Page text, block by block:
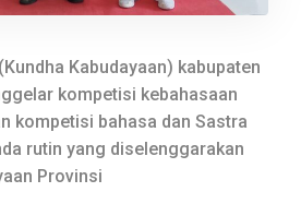
Kabudayaan) kabupaten
kompetisi kebahasaan
kompetisi bahasa dan Sastra
rutin yang diselenggarakan
Provinsi